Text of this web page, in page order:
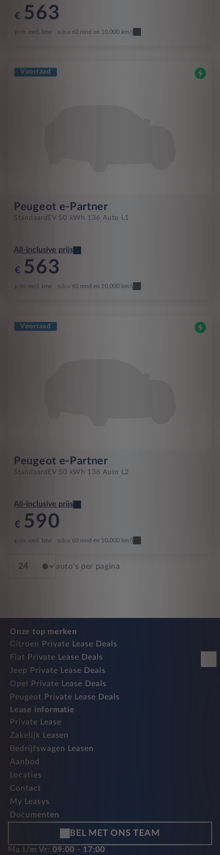
€ 563
p/m. excl. btw o.b.v 60 mnd en 10,000 km/j
Voorraad
Peugeot e-Partner
Standaard EV 50 kWh 136 Auto L1
All-inclusive prijs
€ 563
p/m. excl. btw o.b.v 60 mnd en 10,000 km/j
Voorraad
Peugeot e-Partner
Standaard EV 50 kWh 136 Auto L2
All-inclusive prijs
€ 590
p/m. excl. btw o.b.v 60 mnd en 10,000 km/j
auto's per pagina
Onze top merken
Citroen Private Lease Deals
Fiat Private Lease Deals
Jeep Private Lease Deals
Opel Private Lease Deals
Peugeot Private Lease Deals
Lease informatie
Private Lease
Zakelijk Leasen
Bedrijfswagen Leasen
Aanbod
Locaties
Contact
My Leasys
Documenten
BEL MET ONS TEAM
Ma t/m Vr: 09:00 - 17:00